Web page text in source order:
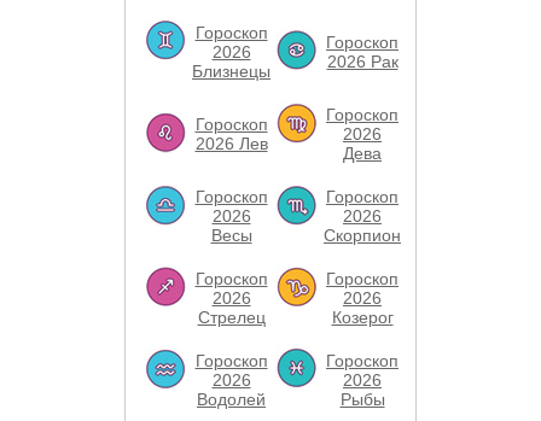
Гороскоп
2026
Близнецы
Гороскоп
2026 Рак
Гороскоп
2026 Лев
Гороскоп
2026
Дева
Гороскоп
2026
Весы
Гороскоп
2026
Скорпион
Гороскоп
2026
Стрелец
Гороскоп
2026
Козерог
Гороскоп
2026
Водолей
Гороскоп
2026
Рыбы